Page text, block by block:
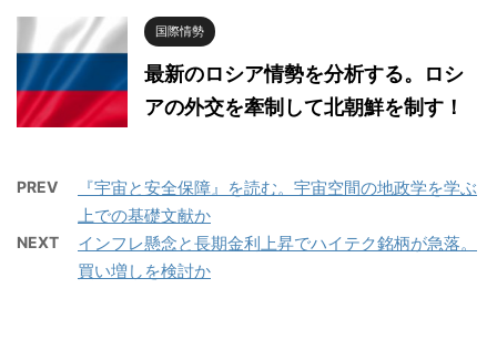
国際情勢
最新のロシア情勢を分析する。ロシ
アの外交を牽制して北朝鮮を制す！
PREV
『宇宙と安全保障』を読む。宇宙空間の地政学を学ぶ
上での基礎文献か
NEXT
インフレ懸念と長期金利上昇でハイテク銘柄が急落。
買い増しを検討か